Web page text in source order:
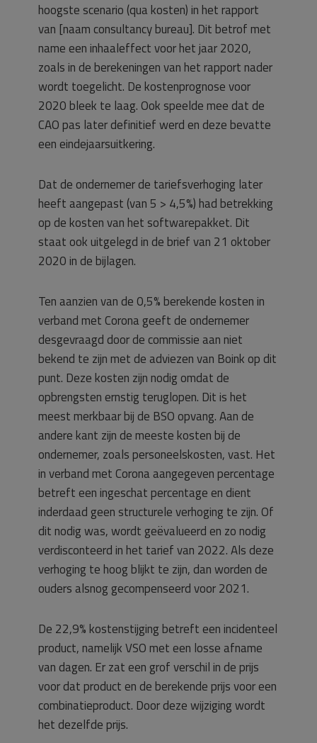
hoogste scenario (qua kosten) in het rapport
van [naam consultancy bureau]. Dit betrof met
name een inhaaleffect voor het jaar 2020,
zoals in de berekeningen van het rapport nader
wordt toegelicht. De kostenprognose voor
2020 bleek te laag. Ook speelde mee dat de
CAO pas later definitief werd en deze bevatte
een eindejaarsuitkering.
Dat de ondernemer de tariefsverhoging later
heeft aangepast (van 5 > 4,5%) had betrekking
op de kosten van het softwarepakket. Dit
staat ook uitgelegd in de brief van 21 oktober
2020 in de bijlagen.
Ten aanzien van de 0,5% berekende kosten in
verband met Corona geeft de ondernemer
desgevraagd door de commissie aan niet
bekend te zijn met de adviezen van Boink op dit
punt. Deze kosten zijn nodig omdat de
opbrengsten ernstig teruglopen. Dit is het
meest merkbaar bij de BSO opvang. Aan de
andere kant zijn de meeste kosten bij de
ondernemer, zoals personeelskosten, vast. Het
in verband met Corona aangegeven percentage
betreft een ingeschat percentage en dient
inderdaad geen structurele verhoging te zijn. Of
dit nodig was, wordt geëvalueerd en zo nodig
verdisconteerd in het tarief van 2022. Als deze
verhoging te hoog blijkt te zijn, dan worden de
ouders alsnog gecompenseerd voor 2021.
De 22,9% kostenstijging betreft een incidenteel
product, namelijk VSO met een losse afname
van dagen. Er zat een grof verschil in de prijs
voor dat product en de berekende prijs voor een
combinatieproduct. Door deze wijziging wordt
het dezelfde prijs.